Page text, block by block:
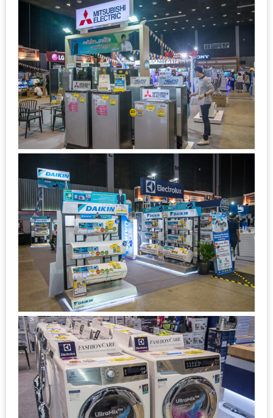
ที่
เดียว
HOMEPRO
FAIR
2017
เชียงใหม่
เต็ม
กับ
แผนที่
ร้าน
หมู
กระทะ
ทั่ว
เชียงใหม่
งบ
ไม่
บาน
ปลาย
อิ่ม
ชิ
ลล์
ไม่
เกิน